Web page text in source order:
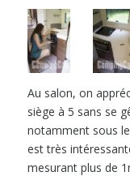
Au salon, on
siège à 5 sans se
notamment sous
est très
mesurant plus de